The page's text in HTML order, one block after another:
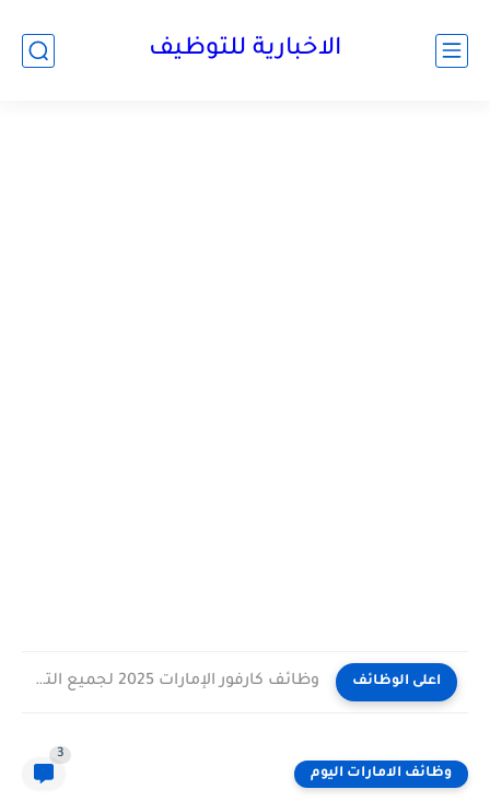
الاخبارية للتوظيف
اعلى الوظائف وظائف كارفور الإمارات 2025 لجميع التخصصات برواتب حتى 8000 درهم
وظائف الامارات اليوم
3